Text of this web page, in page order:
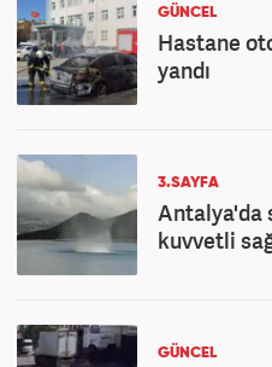
GÜNCEL
Hastane
yandı
3.SAYFA
Antalya'da
kuvvetli
GÜNCEL